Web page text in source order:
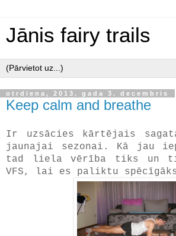
Jānis fairy trails
otrdiena, 2013. gada 3. decembris
Keep calm and breathe
Ir uzsācies kārtējais
jaunajai sezonai. Kā jau
tad liela vērība tiks un
VFS, lai es paliktu